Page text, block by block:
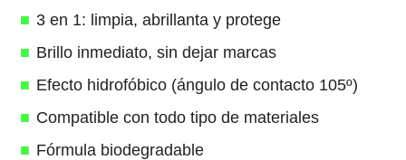
3 en 1: limpia, abrillanta y protege
Brillo inmediato, sin dejar marcas
Efecto hidrofóbico (ángulo de contacto 105º)
Compatible con todo tipo de materiales
Fórmula biodegradable